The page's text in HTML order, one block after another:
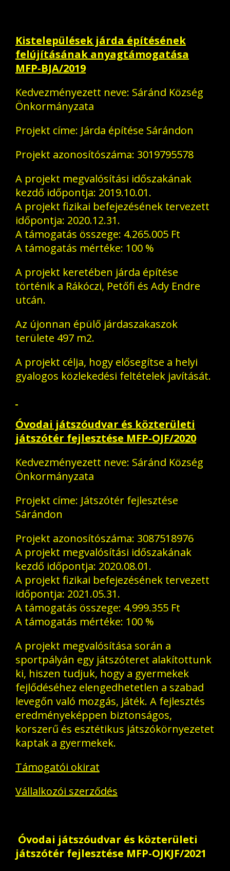
Kistelepülések járda építésének
felújításának anyagtámogatása
MFP-BJA/2019
Kedvezményezett neve: Sáránd Község
Önkormányzata
Projekt címe: Járda építése Sárándon
Projekt azonosítószáma: 3019795578
A projekt megvalósítási időszakának
kezdő időpontja: 2019.10.01.
A projekt fizikai befejezésének tervezett
időpontja: 2020.12.31.
A támogatás összege: 4.265.005 Ft
A támogatás mértéke: 100 %
A projekt keretében járda építése
történik a Rákóczi, Petőfi és Ady Endre
utcán.
Az újonnan épülő járdaszakaszok
területe 497 m2.
A projekt célja, hogy elősegítse a helyi
gyalogos közlekedési feltételek javítását.
Óvodai játszóudvar és közterületi
játszótér fejlesztése MFP-OJF/2020
Kedvezményezett neve: Sáránd Község
Önkormányzata
Projekt címe: Játszótér fejlesztése
Sárándon
Projekt azonosítószáma: 3087518976
A projekt megvalósítási időszakának
kezdő időpontja: 2020.08.01.
A projekt fizikai befejezésének tervezett
időpontja: 2021.05.31.
A támogatás összege: 4.999.355 Ft
A támogatás mértéke: 100 %
A projekt megvalósítása során a
sportpályán egy játszóteret alakítottunk
ki, hiszen tudjuk, hogy a gyermekek
fejlődéséhez elengedhetetlen a szabad
levegőn való mozgás, játék. A fejlesztés
eredményeképpen biztonságos,
korszerű és esztétikus játszókörnyezetet
kaptak a gyermekek.
Támogatói okirat
Vállalkozói szerződés
Óvodai játszóudvar és közterületi
játszótér fejlesztése MFP-OJKJF/2021